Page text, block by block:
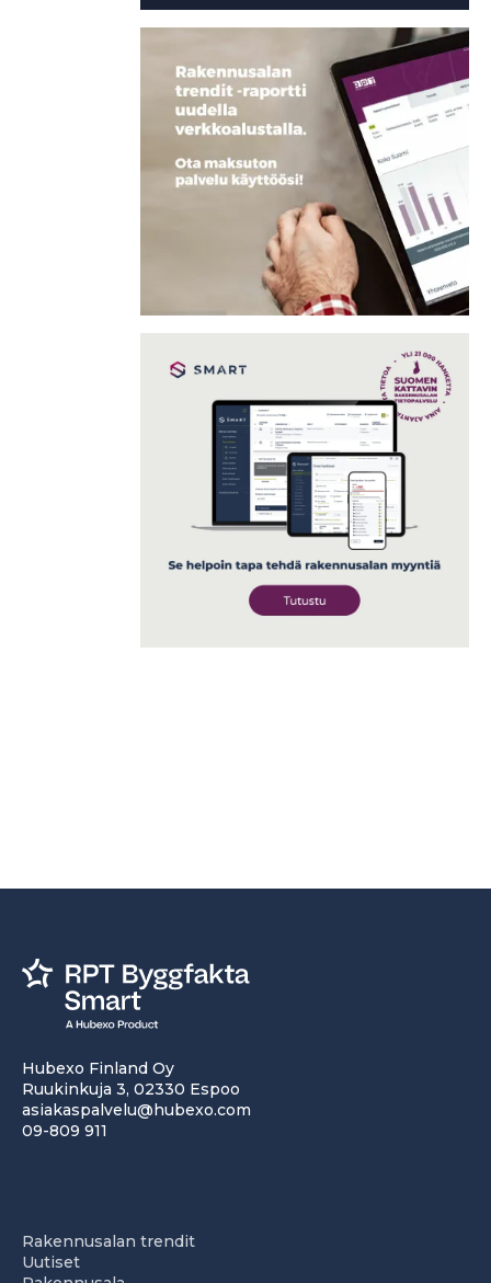
Hubexo Finland Oy
Ruukinkuja 3, 02330 Espoo
asiakaspalvelu@hubexo.com
09-809 911
Rakennusalan trendit
Uutiset